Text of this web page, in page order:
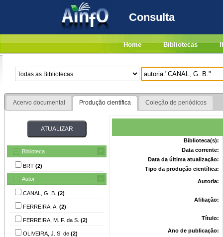
Consulta
Home Bibliotecas
Acervo documental Produção científica Coleção de periódicos
Biblioteca
BRT (2)
Autor
CANAL, G. B. (2)
FERREIRA, A. (2)
FERREIRA, M. F. da S. (2)
OLIVEIRA, J. S. de (2)
Biblioteca(s):
Data corrente:
Data da última atualização:
Tipo da produção científica:
Autoria:
Afiliação:
Título:
Ano de publicação: